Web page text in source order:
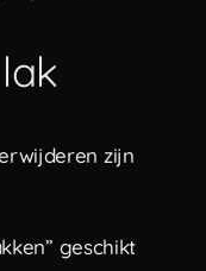
zijn
geschikt